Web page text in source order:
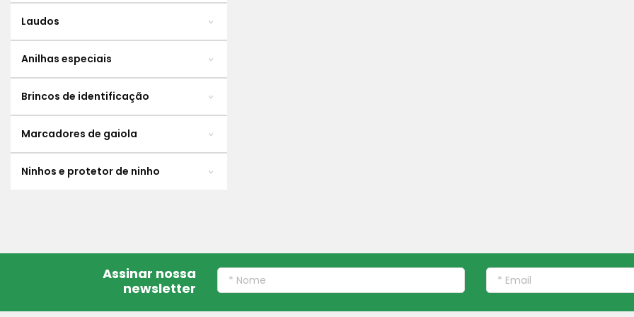
Laudos
Anilhas especiais
Brincos de identificação
Marcadores de gaiola
Ninhos e protetor de ninho
Assinar nossa
newsletter